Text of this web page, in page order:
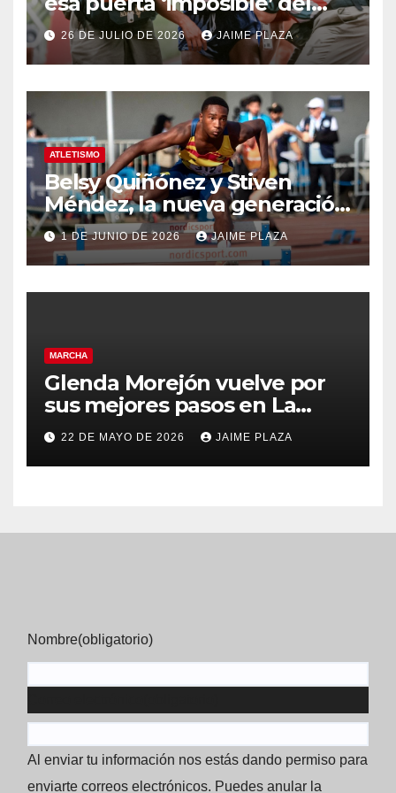
Olimpo hace 30 años
26 DE JULIO DE 2026 JAIME PLAZA
ATLETISMO
Belsy Quiñónez y Stiven
Méndez, la nueva generación
del atletismo
1 DE JUNIO DE 2026 JAIME PLAZA
MARCHA
Glenda Morejón vuelve por
sus mejores pasos en La
Coruña
22 DE MAYO DE 2026 JAIME PLAZA
Nombre(obligatorio)
Al enviar tu información nos estás dando permiso para
enviarte correos electrónicos. Puedes anular la